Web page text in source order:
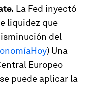
La Fed inyectó
liquidez que
del
) Una
Europeo
puede aplicar la